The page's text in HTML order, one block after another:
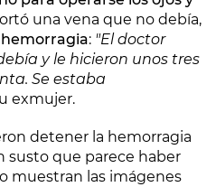
una vena que no debía,
: "El doctor
y le hicieron unos tres
Se estaba
exmujer.
detener la hemorragia
susto que parece haber
muestran las imágenes